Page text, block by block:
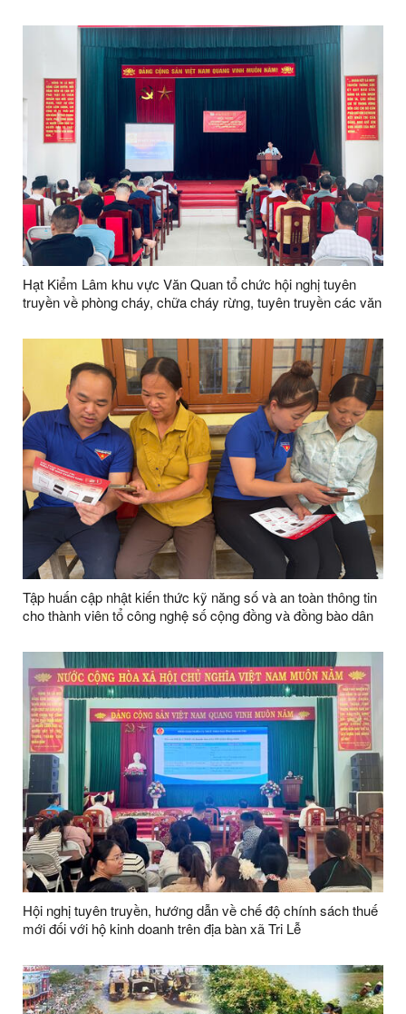
Hạt Kiểm Lâm khu vực Văn Quan tổ chức hội nghị tuyên
truyền về phòng cháy, chữa cháy rừng, tuyên truyền các văn
năm 2026
Tập huấn cập nhật kiến thức kỹ năng số và an toàn thông tin
cho thành viên tổ công nghệ số cộng đồng và đồng bào dân
Hội nghị tuyên truyền, hướng dẫn về chế độ chính sách thuế
mới đối với hộ kinh doanh trên địa bàn xã Tri Lễ